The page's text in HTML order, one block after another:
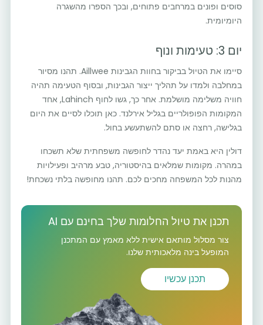
סוסים ופונים במרחבים פתוחים, ובכך הספרו מהשגרה
היומיומית.
יום 3: טעימות ונוף
סיימו את הטיול בביקור בחוות הגבינות Aillwee. תהנו מסיור
במחלבה ולמדו על תהליך ייצור הגבינות, ובסוף הטעימה תהיה
חוויה משלימה מושלמת. אחר כך, גשו לחוף Lahinch, אחד
המקומות הפופולריים בגליל אירלנד. כאן תוכלו לסיים את היום
בגלישה, רחצה או סתם להשתעשע בחול.
דולין היא באמת יעד נהדר לחופשה משפחתית שלא תשכחו
במהרה. מקומות שמלאים בהיסטוריה, טבע מרהיב ופעילויות
מהנות לכל המשפחה מחכים לכם. תהנו מחופשה בלתי נשכחת!
תכנן את טיול החלומות שלך בחינם עם AI
צור מסלול מותאם אישית ללא מאמץ עם המתכנן
המופעל בינה מלאכותית שלנו.
תכנן עכשיו